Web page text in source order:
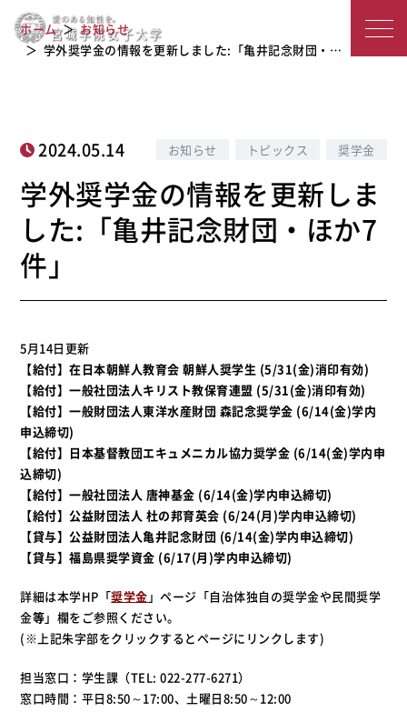
城
女
子
大
学外奨学金の情報を更新しました:「亀
井記念財団・ほか7件」
ホーム
お知らせ
学外奨学金の情報を更新しました:「亀井記念財団・…
2024.05.14 お知らせ トピックス 奨学金
学外奨学金の情報を更新しま
した:「亀井記念財団・ほか7
件」
5月14日更新
【給付】在日本朝鮮人教育会 朝鮮人奨学生 (5/31(金)消印有効)
【給付】一般社団法人キリスト教保育連盟 (5/31(金)消印有効)
【給付】一般財団法人東洋水産財団 森記念奨学金 (6/14(金)学内
申込締切)
【給付】日本基督教団エキュメニカル協力奨学金 (6/14(金)学内申
込締切)
【給付】一般社団法人 唐神基金 (6/14(金)学内申込締切)
【給付】公益財団法人 杜の邦育英会 (6/24(月)学内申込締切)
【貸与】公益財団法人亀井記念財団 (6/14(金)学内申込締切)
【貸与】福島県奨学資金 (6/17(月)学内申込締切)
詳細は本学HP「奨学金 」ページ「自治体独自の奨学金や民間奨学
金等」欄をご参照ください。
(※上記朱字部をクリックするとページにリンクします)
担当窓口：学生課（TEL: 022-277-6271）
窓口時間：平日8:50～17:00、土曜日8:50～12:00